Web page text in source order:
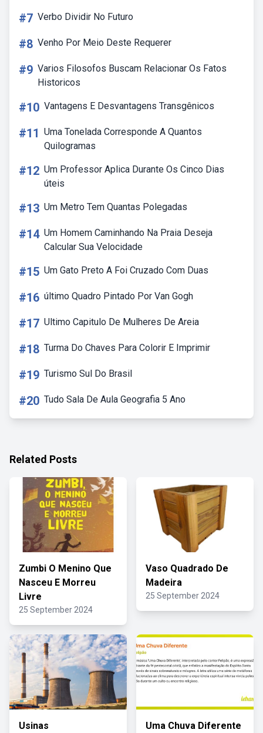
#7 Verbo Dividir No Futuro
#8 Venho Por Meio Deste Requerer
#9 Varios Filosofos Buscam Relacionar Os Fatos
Historicos
#10 Vantagens E Desvantagens Transgênicos
#11 Uma Tonelada Corresponde A Quantos
Quilogramas
#12 Um Professor Aplica Durante Os Cinco Dias
úteis
#13 Um Metro Tem Quantas Polegadas
#14 Um Homem Caminhando Na Praia Deseja
Calcular Sua Velocidade
#15 Um Gato Preto A Foi Cruzado Com Duas
#16 último Quadro Pintado Por Van Gogh
#17 Ultimo Capitulo De Mulheres De Areia
#18 Turma Do Chaves Para Colorir E Imprimir
#19 Turismo Sul Do Brasil
#20 Tudo Sala De Aula Geografia 5 Ano
Related Posts
Zumbi O Menino Que
Nasceu E Morreu
Livre
25 September 2024
Vaso Quadrado De
Madeira
25 September 2024
Usinas Uma Chuva Diferente